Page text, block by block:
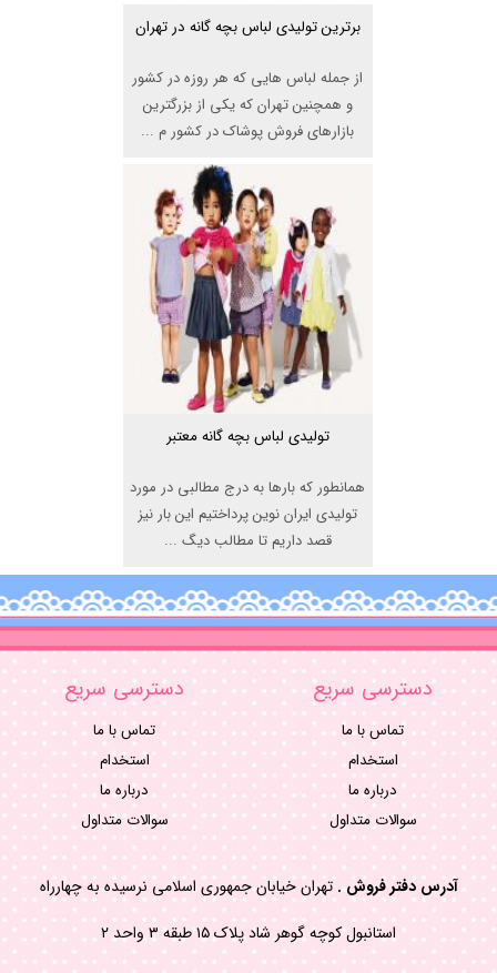
برترین تولیدی لباس بچه گانه در تهران
از جمله لباس هایی که هر روزه در کشور
و همچنین تهران که یکی از بزرگترین
بازارهای فروش پوشاک در کشور م ...
تولیدی لباس بچه گانه معتبر
همانطور که بارها به درج مطالبی در مورد
تولیدی ایران نوین پرداختیم این بار نیز
قصد داریم تا مطالب دیگ ...
دسترسی سریع
تماس با ما
استخدام
درباره ما
سوالات متداول
دسترسی سریع
تماس با ما
استخدام
درباره ما
سوالات متداول
آدرس دفتر فروش . تهران خیابان جمهوری اسلامی نرسیده به چهارراه
استانبول کوچه گوهر شاد پلاک ۱۵ طبقه ۳ واحد ۲